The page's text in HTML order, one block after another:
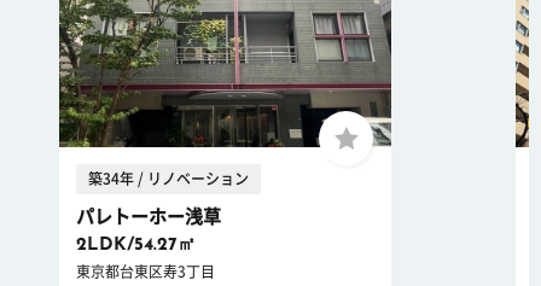
築34年 / リノベーション
パレトーホー浅草
2LDK/54.27㎡
東京都台東区寿3丁目